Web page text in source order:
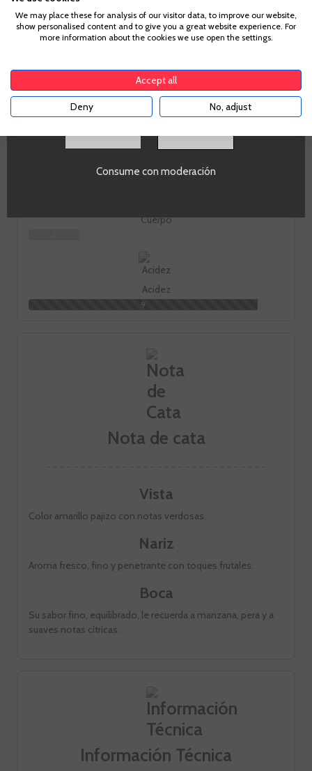
Niveles
Fruta
Cuerpo
Acidez
9
Nota de cata
Vista
Color amarillo pajizo con notas verdosas.
Nariz
Aroma fresco, fino y penetrante con toques frutales.
Boca
Su sabor fino, equilibrado, le recuerda a manzana, pera y a
suaves notas cítricas.
Información Técnica
Para acceder a enbotella, debes tener la edad legal de
tu país de residencia, lo cual es suficiente para
aplicable. Confirma si tienes más de18años
Consume con moderación
We may place these for analysis of our visitor data, to improve our website,
show personalised content and to give you a great website experience. For
more information about the cookies we use open the settings.
Accept all
Deny No, adjust